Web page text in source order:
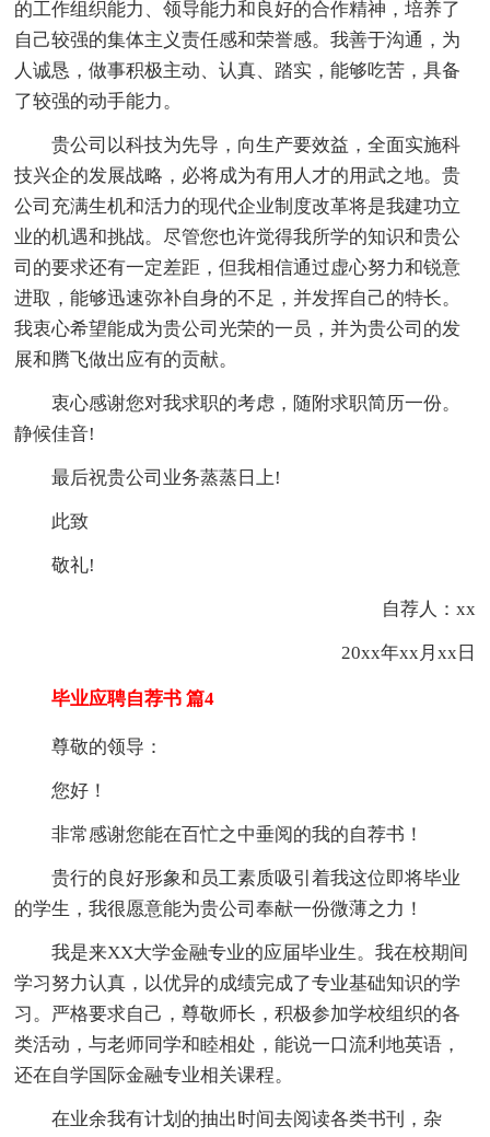
的工作组织能力、领导能力和良好的合作精神，培养了
自己较强的集体主义责任感和荣誉感。我善于沟通，为
人诚恳，做事积极主动、认真、踏实，能够吃苦，具备
了较强的动手能力。
贵公司以科技为先导，向生产要效益，全面实施科
技兴企的发展战略，必将成为有用人才的用武之地。贵
公司充满生机和活力的现代企业制度改革将是我建功立
业的机遇和挑战。尽管您也许觉得我所学的知识和贵公
司的要求还有一定差距，但我相信通过虚心努力和锐意
进取，能够迅速弥补自身的不足，并发挥自己的特长。
我衷心希望能成为贵公司光荣的一员，并为贵公司的发
展和腾飞做出应有的贡献。
衷心感谢您对我求职的考虑，随附求职简历一份。
静候佳音!
最后祝贵公司业务蒸蒸日上!
此致
敬礼!
自荐人：xx
20xx年xx月xx日
毕业应聘自荐书 篇4
尊敬的领导：
您好！
非常感谢您能在百忙之中垂阅的我的自荐书！
贵行的良好形象和员工素质吸引着我这位即将毕业
的学生，我很愿意能为贵公司奉献一份微薄之力！
我是来XX大学金融专业的应届毕业生。我在校期间
学习努力认真，以优异的成绩完成了专业基础知识的学
习。严格要求自己，尊敬师长，积极参加学校组织的各
类活动，与老师同学和睦相处，能说一口流利地英语，
还在自学国际金融专业相关课程。
在业余我有计划的抽出时间去阅读各类书刊，杂